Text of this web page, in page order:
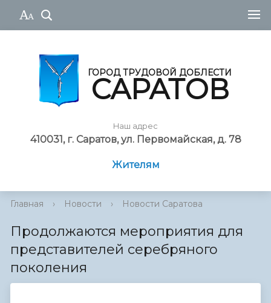
ГОРОД ТРУДОВОЙ ДОБЛЕСТИ
САРАТОВ
Наш адрес
410031, г. Саратов, ул. Первомайская, д. 78
Жителям
Главная › Новости › Новости Саратова
Продолжаются мероприятия для
представителей серебряного
поколения